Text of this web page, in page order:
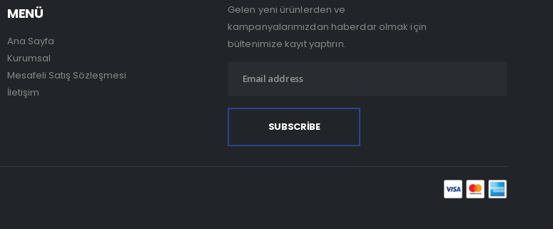
MENÜ
Ana Sayfa
Kurumsal
Mesafeli Satış Sözleşmesi
İletişim
Gelen yeni ürünlerden ve
kampanyalarımızdan haberdar olmak için
bültenimize kayıt yaptırın.